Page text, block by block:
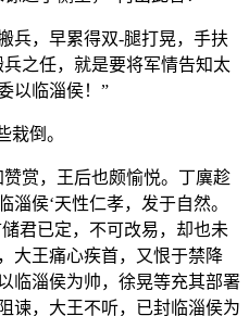
兵，早累得双-腿打晃，手扶
之任，就是要将军情告知太
以临淄侯！”
栽倒。
赏，王后也颇愉悦。丁廙趁
侯‘天性仁孝，发于自然。
君已定，不可改易，却也未
大王痛心疾首，又恨于禁降
临淄侯为帅，徐晃等充其部署
谏，大王不听，已封临淄侯为